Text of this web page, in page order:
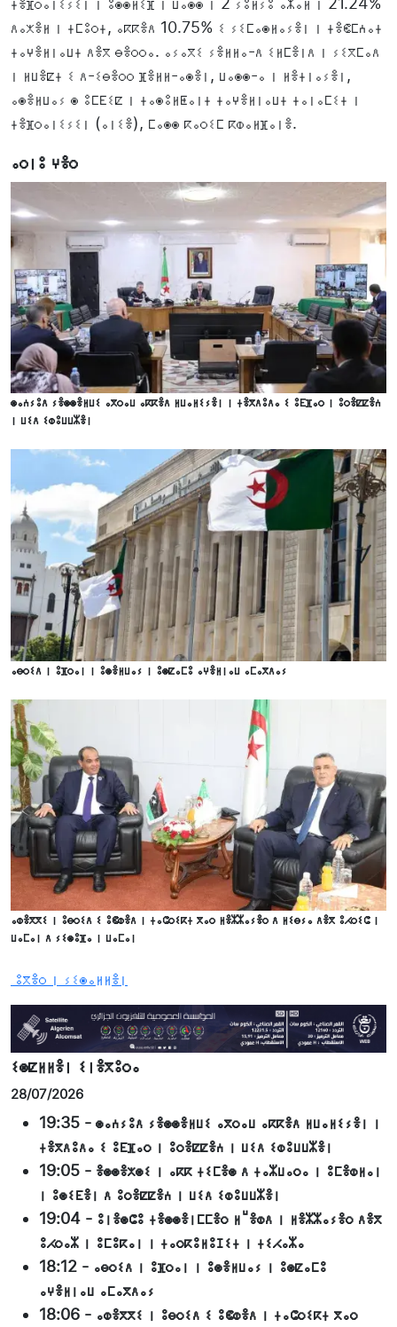
ⴷⴰⵅⴻⵍ ⵏ ⵜⵎⵓⵔⵜ, ⴰⴽⴽⴻⴷ 10.75% ⵉ ⵢⵉⵎⴰⵙⵍⴰⵢⴻⵏ ⵏ ⵜⴻⵞⵎⵄⴰⵜ
ⵜⴰⵖⴻⵍⵏⴰⵡⵜ ⴷⴻⴳ ⴱⴻⵔⵔⴰ. ⴰⵢⴰⴳⵉ ⵢⴻⵍⵍⴰ-ⴷ ⵉⵍⵎⴻⵏⴷ ⵏ ⵢⵉⴳⵎⴰⴷ
ⵏ ⵍⵡⴻⵇⵜ ⵉ ⴷ-ⵉⴱⴻⵔⵔ ⴼⴻⵍⵍ-ⴰⵙⴻⵏ, ⵡⴰⵙⵙ-ⴰ ⵏ ⵍⴻⵜⵏⴰⵢⴻⵏ,
ⴰⵙⴻⵍⵡⴰⵢ ⵙ ⵓⵎⴹⵉⵇ ⵏ ⵜⴰⵙⵓⵍⵟⴰⵏⵜ ⵜⴰⵖⴻⵍⵏⴰⵡⵜ ⵜⴰⵏⴰⵎⵉⵜ ⵏ
ⵜⴻⴼⵔⴰⵏⵉⵢⵉⵏ (ⴰⵏⵉⴻ), ⵎⴰⵙⵙ ⴽⴰⵔⵉⵎ ⴽⵀⴰⵍⴼⴰⵏⴻ.
ⴰⵔⵏⵓ ⵖⴻⵔ
ⵙⴰⵄⵢⵓⴷ ⵢⴻⵙⵙⴻⵍⵡⵉ ⴰⴳⵔⴰⵡ ⴰⴽⴽⴻⴷ ⵍⵡⴰⵍⵉⵢⴻⵏ ⵏ ⵜⴻⴳⴷⵓⴷⴰ ⵉ ⵓⴹⴼⴰⵔ ⵏ ⵓⵔⴻⵇⵇⴻⵄ
ⵏ ⵡⵉⴷ ⵉⵀⵓⵡⵡⵣⴻⵏ
ⴰⴱⵔⵉⴷ ⵏ ⵓⴼⵔⴰⵏ ⵏ ⵓⵙⴻⵍⵡⴰⵢ ⵏ ⵓⵙⵇⴰⵎⵓ ⴰⵖⴻⵍⵏⴰⵡ ⴰⵎⴰⴳⴷⴰⵢ
ⴰⵀⴻⴳⴳⵉ ⵏ ⵓⴱⵔⵉⴷ ⵉ ⵓⵞⵀⴻⴷ ⵏ ⵜⴰⵛⵔⵉⴽⵜ ⴳⴰⵔ ⵍⴻⵣⵣⴰⵢⴻⵔ ⴷ ⵍⵉⴱⵢⴰ ⴷⴻⴳ ⵓⵃⵔⵉⵛ ⵏ
ⵡⴰⵎⴰⵏ ⴷ ⵢⵉⵙⵓⴼⴰ ⵏ ⵡⴰⵎⴰⵏ
ⵓⴳⴻⵔ ⵏ ⵢⵉⵙⴰⵍⵍⴻⵏ
ⵉⵙⵇⵍⵍⴻⵏ ⵉⵏⴻⴳⵓⵔⴰ
28/07/2026
19:35 - ⵙⴰⵄⵢⵓⴷ ⵢⴻⵙⵙⴻⵍⵡⵉ ⴰⴳⵔⴰⵡ ⴰⴽⴽⴻⴷ ⵍⵡⴰⵍⵉⵢⴻⵏ ⵏ
ⵜⴻⴳⴷⵓⴷⴰ ⵉ ⵓⴹⴼⴰⵔ ⵏ ⵓⵔⴻⵇⵇⴻⵄ ⵏ ⵡⵉⴷ ⵉⵀⵓⵡⵡⵣⴻⵏ
19:05 - ⴻⵙⵙⴻⵅⵙⵉ ⵏ ⴰⴽⴽ ⵜⵉⵎⴻⵙ ⴷ ⵜⴰⵣⵡⴰⵔⴰ ⵏ ⵓⵎⴻⵀⵍⴰⵏ
ⵏ ⵓⵙⵉⴹⴻⵏ ⴷ ⵓⵔⴻⵇⵇⴻⵄ ⵏ ⵡⵉⴷ ⵉⵀⵓⵡⵡⵣⴻⵏ
19:04 - ⵓⵏⴻⵙⵛⵓ ⵜⴻⵙⵙⴻⵏⵎⵎⴻⵔ ⵍⵯⴻⵀⴷ ⵏ ⵍⴻⵣⵣⴰⵢⴻⵔ ⴷⴻⴳ
ⵓⵃⵔⴰⵣ ⵏ ⵓⵎⵓⴽⴰⵏ ⵏ ⵜⴰⵔⴽⵓⵍⵓⵊⵉⵜ ⵏ ⵜⵉⵃⴰⵣⴰ
18:12 - ⴰⴱⵔⵉⴷ ⵏ ⵓⴼⵔⴰⵏ ⵏ ⵓⵙⴻⵍⵡⴰⵢ ⵏ ⵓⵙⵇⴰⵎⵓ
ⴰⵖⴻⵍⵏⴰⵡ ⴰⵎⴰⴳⴷⴰⵢ
18:06 - ⴰⵀⴻⴳⴳⵉ ⵏ ⵓⴱⵔⵉⴷ ⵉ ⵓⵞⵀⴻⴷ ⵏ ⵜⴰⵛⵔⵉⴽⵜ ⴳⴰⵔ